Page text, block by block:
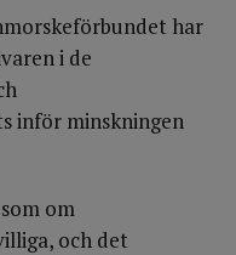
har
i de
inför minskningen
om
och det